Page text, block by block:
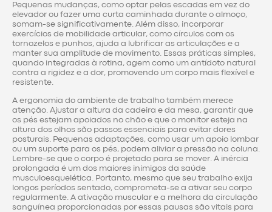
Pequenas mudanças, como optar pelas escadas em vez do
elevador ou fazer uma curta caminhada durante o almoço,
somam-se significativamente. Além disso, incorporar
exercícios de mobilidade articular, como círculos com os
tornozelos e punhos, ajuda a lubrificar as articulações e a
manter sua amplitude de movimento. Essas práticas simples,
quando integradas à rotina, agem como um antídoto natural
contra a rigidez e a dor, promovendo um corpo mais flexível e
resistente.
A ergonomia do ambiente de trabalho também merece
atenção. Ajustar a altura da cadeira e da mesa, garantir que
os pés estejam apoiados no chão e que o monitor esteja na
altura dos olhos são passos essenciais para evitar dores
posturais. Pequenas adaptações, como usar um apoio lombar
ou um suporte para os pés, podem aliviar a pressão na coluna.
Lembre-se que o corpo é projetado para se mover. A inércia
prolongada é um dos maiores inimigos da saúde
musculoesquelética. Portanto, mesmo que seu trabalho exija
longos períodos sentado, comprometa-se a ativar seu corpo
regularmente. A ativação muscular e a melhora da circulação
sanguínea proporcionadas por essas pausas são vitais para